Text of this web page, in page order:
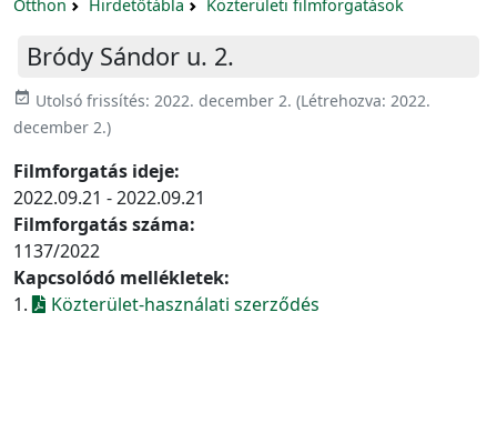
Otthon Hirdetőtábla Közterületi filmforgatások
Bródy Sándor u. 2.
event_available Utolsó frissítés: 2022. december 2. (Létrehozva: 2022.
december 2.)
Filmforgatás ideje:
2022.09.21 - 2022.09.21
Filmforgatás száma:
1137/2022
Kapcsolódó mellékletek:
1.
Közterület-használati szerződés